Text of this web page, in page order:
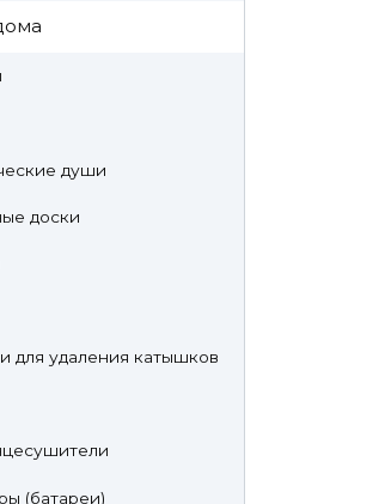
души
доски
для удаления катышков
(батареи)